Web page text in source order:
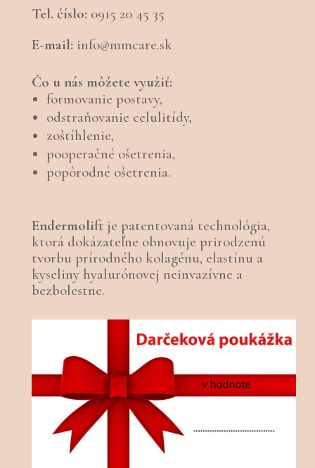
Tel. číslo: 0915 20 45 35
E-mail: info@mmcare.sk
Čo u nás môžete využiť:
formovanie postavy,
odstraňovanie celulitídy,
zoštíhlenie,
pooperačné ošetrenia,
popôrodné ošetrenia.
Endermoliftje patentovaná technológia,
ktorá dokázateľne obnovuje prirodzenú
tvorbu prírodného kolagénu, elastínu a
kyseliny hyalurónovej neinvazívne a
bezbolestne.